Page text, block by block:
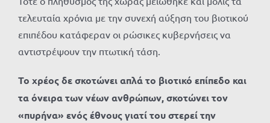
τελευταία χρόνια με την συνεχή αύξηση του βιοτικού
επιπέδου κατάφεραν οι ρώσικες κυβερνήσεις να
αντιστρέψουν την πτωτική τάση.
Το χρέος δε σκοτώνει απλά το βιοτικό επίπεδο και
τα όνειρα των νέων ανθρώπων, σκοτώνει τον
«πυρήνα» ενός έθνους γιατί του στερεί την